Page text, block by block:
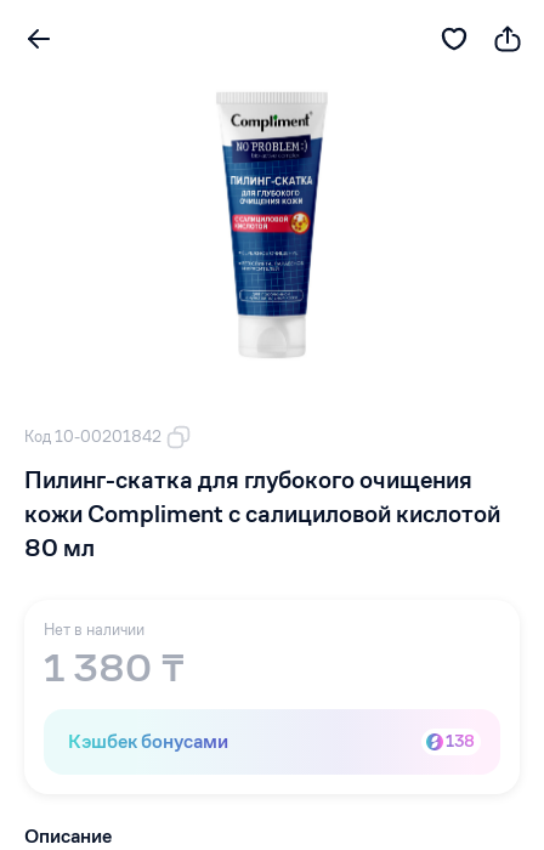
Код 10-00201842
Пилинг-скатка для глубокого очищения
кожи Compliment с салициловой кислотой
80 мл
Нет в наличии
1 380 ₸
Кэшбек бонусами 138
Описание